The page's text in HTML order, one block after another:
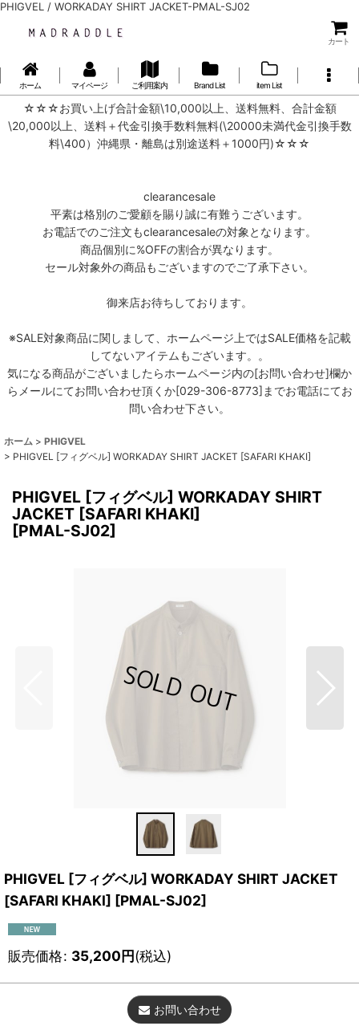
PHIGVEL / WORKADAY SHIRT JACKET-PMAL-SJ02
カート
ホーム マイページ ご利用案内 Brand List item List
☆☆☆お買い上げ合計金額\10,000以上、送料無料、合計金額
\20,000以上、送料＋代金引換手数料無料(\20000未満代金引換手数
料\400）沖縄県・離島は別途送料＋1000円)☆☆☆
clearancesale
平素は格別のご愛顧を賜り誠に有難うございます。
お電話でのご注文もclearancesaleの対象となります。
商品個別に%OFFの割合が異なります。
セール対象外の商品もございますのでご了承下さい。
御来店お待ちしております。
※SALE対象商品に関しまして、ホームページ上ではSALE価格を記載
してないアイテムもございます。。
気になる商品がございましたらホームページ内の[お問い合わせ]欄か
らメールにてお問い合わせ頂くか[029-306-8773]までお電話にてお
問い合わせ下さい。
ホーム > PHIGVEL
> PHIGVEL [フィグベル] WORKADAY SHIRT JACKET [SAFARI KHAKI]
PHIGVEL [フィグベル] WORKADAY SHIRT
JACKET [SAFARI KHAKI]
[PMAL-SJ02]
PHIGVEL [フィグベル] WORKADAY SHIRT JACKET
[SAFARI KHAKI] [PMAL-SJ02]
販売価格: 35,200円(税込)
お問い合わせ